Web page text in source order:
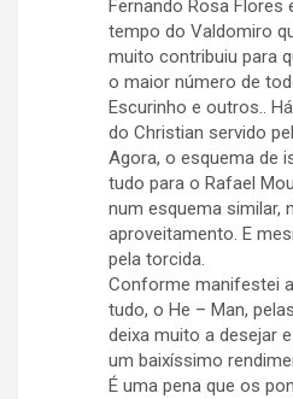
Fernando Rosa Flores
tempo do Valdomiro
muito contribuiu para
o maior número de
Escurinho e outros..
do Christian servido
Agora, o esquema de
tudo para o Rafael
num esquema similar,
aproveitamento. E
pela torcida.
Conforme manifestei
tudo, o He – Man,
deixa muito a desejar
um baixíssimo
É uma pena que os